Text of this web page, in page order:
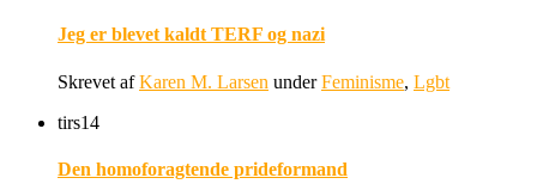
Jeg er blevet kaldt TERF og nazi
Skrevet afKaren M. Larsen underFeminisme, Lgbt
tirs14
Den homoforagtende prideformand